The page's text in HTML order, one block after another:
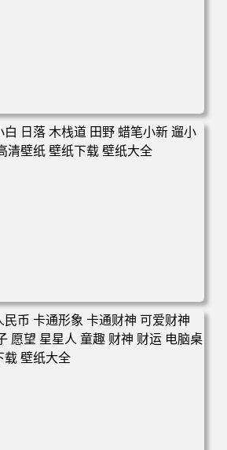
喵星人 猫 猫咪 萌宠 电脑桌面 高清壁
落 木栈道 田野 蜡笔小新 遛小白 麦田
纸下载 壁纸大全